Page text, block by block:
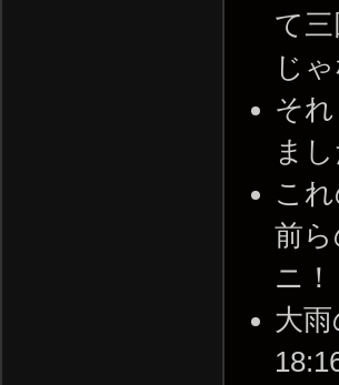
て
じ
そ
ま
こ
前
ニ
大